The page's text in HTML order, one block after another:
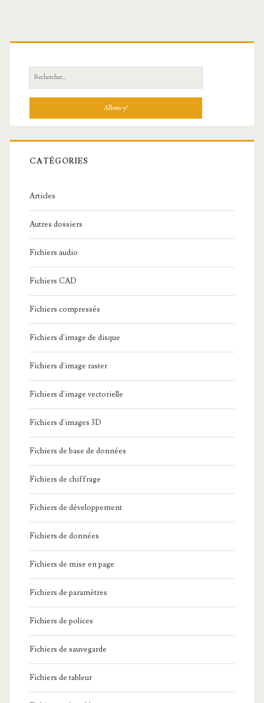
R
e
h
r
c
:
CATÉGORIES
Articles
Autres dossiers
Fichiers audio
Fichiers CAD
Fichiers compressés
Fichiers d'image de disque
Fichiers d'image raster
Fichiers d'image vectorielle
Fichiers d'images 3D
Fichiers de base de données
Fichiers de chiffrage
Fichiers de développement
Fichiers de données
Fichiers de mise en page
Fichiers de paramètres
Fichiers de polices
Fichiers de sauvegarde
Fichiers de tableur